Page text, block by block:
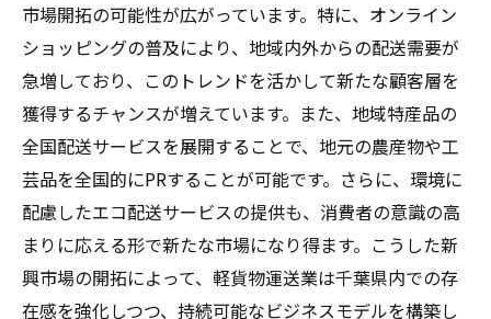
市場開拓の可能性が広がっています。特に、オンライン
ショッピングの普及により、地域内外からの配送需要が
急増しており、このトレンドを活かして新たな顧客層を
獲得するチャンスが増えています。また、地域特産品の
全国配送サービスを展開することで、地元の農産物や工
芸品を全国的にPRすることが可能です。さらに、環境に
配慮したエコ配送サービスの提供も、消費者の意識の高
まりに応える形で新たな市場になり得ます。こうした新
興市場の開拓によって、軽貨物運送業は千葉県内での存
在感を強化しつつ、持続可能なビジネスモデルを構築し